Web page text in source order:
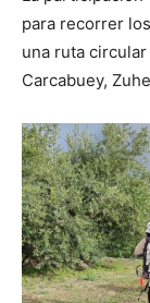
para recorrer
una ruta
Carcabuey,